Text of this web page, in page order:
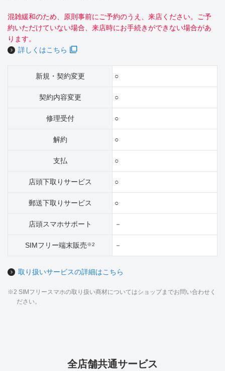
混雑緩和のため、原則事前にご予約のうえ、来店ください。ご予
約いただけていない場合、来店時にお手続きができない場合があ
ります。
詳しくはこちら
新規・契約変更 ○
契約内容変更 ○
修理受付 ○
解約 ○
支払 ○
店頭下取りサービス ○
郵送下取りサービス ○
店頭スマホサポート －
SIMフリー端末販売※2 －
取り扱いサービスの詳細はこちら
※2 SIMフリースマホの取り扱い商材についてはショップまでお問い合わせく
ださい。
全店舗共通サービス